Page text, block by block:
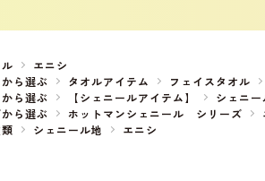
エニシ
ら選ぶ タオルアイテム フェイスタオル
ら選ぶ 【シェニールアイテム】 シェニ
ら選ぶ ホットマンシェニール シリーズ
シェニール地 エニシ